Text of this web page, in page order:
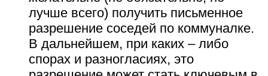
лучше всего) получить письменное
разрешение соседей по коммуналке.
В дальнейшем, при каких – либо
спорах и разногласиях, это